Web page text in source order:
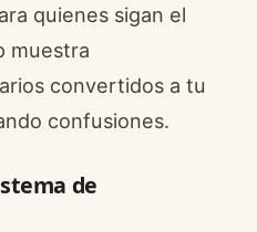
quienes sigan el
muestra
convertidos a tu
confusiones.
de